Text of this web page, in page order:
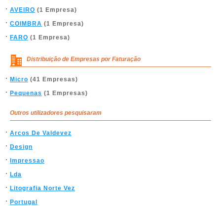
AVEIRO (1 Empresa)
COIMBRA (1 Empresa)
FARO (1 Empresa)
Distribuição de Empresas por Faturação
Micro (41 Empresas)
Pequenas (1 Empresas)
Outros utilizadores pesquisaram
Arcos De Valdevez
Design
Impressao
Lda
Litografia Norte Vez
Portugal